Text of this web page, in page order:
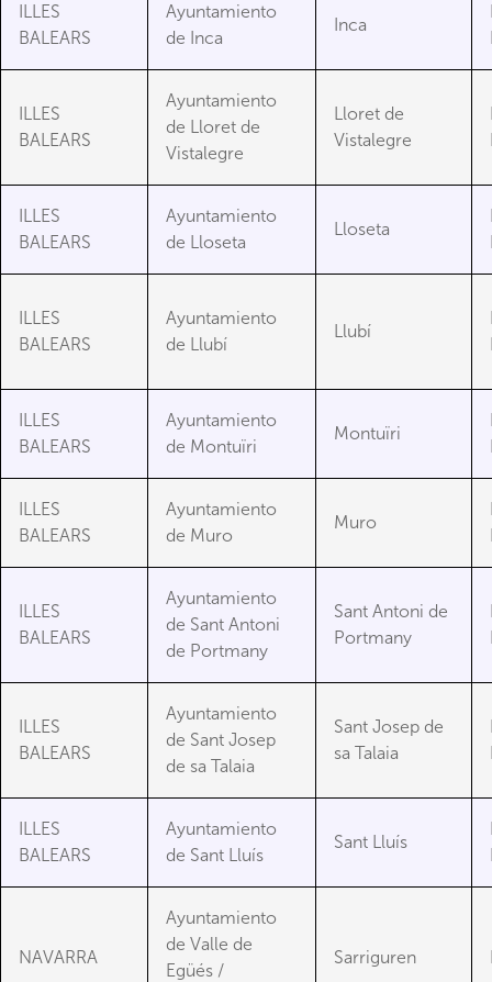
ILLES
BALEARS
Ayuntamiento
de Inca
Inca
ILLES
BALEARS
Ayuntamiento
de Lloret de
Vistalegre
Lloret de
Vistalegre
ILLES
BALEARS
Ayuntamiento
de Lloseta
Lloseta
ILLES
BALEARS
Ayuntamiento
de Llubí
Llubí
ILLES
BALEARS
Ayuntamiento
de Montuïri
Montuïri
ILLES
BALEARS
Ayuntamiento
de Muro
Muro
ILLES
BALEARS
Ayuntamiento
de Sant Antoni
de Portmany
Sant Antoni de
Portmany
ILLES
BALEARS
Ayuntamiento
de Sant Josep
de sa Talaia
Sant Josep de
sa Talaia
ILLES
BALEARS
Ayuntamiento
de Sant Lluís
Sant Lluís
NAVARRA
Ayuntamiento
de Valle de
Egüés /
Sarriguren